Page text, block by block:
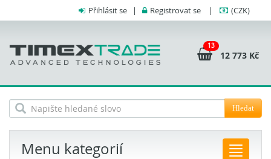
Přihlásit se | Registrovat se | (CZK)
13
12 773 Kč
Hledat
Menu kategorií